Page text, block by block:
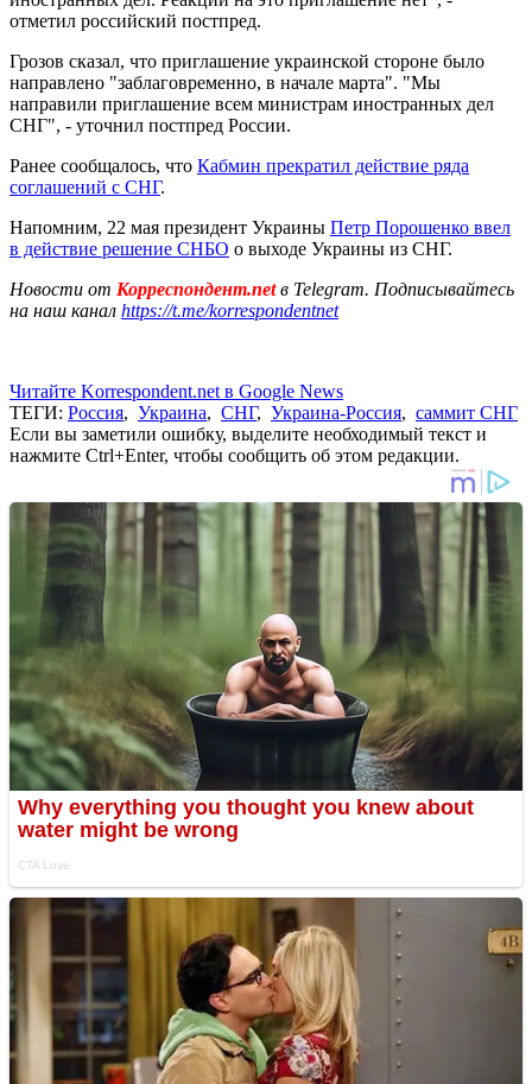
отметил российский постпред.
Грозов сказал, что приглашение украинской стороне было
направлено "заблаговременно, в начале марта". "Мы
направили приглашение всем министрам иностранных дел
СНГ", - уточнил постпред России.
Ранее сообщалось, что Кабмин прекратил действие ряда
соглашений с СНГ.
Напомним, 22 мая президент Украины Петр Порошенко ввел
в действие решение СНБО о выходе Украины из СНГ.
Новости от Корреспондент.netв Telegram. Подписывайтесь
на наш канал https://t.me/korrespondentnet
Читайте Korrespondent.net в Google News
ТЕГИ: Россия, Украина, СНГ, Украина-Россия, саммит СНГ
Если вы заметили ошибку, выделите необходимый текст и
нажмите Ctrl+Enter, чтобы сообщить об этом редакции.